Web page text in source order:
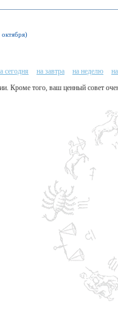
сегодня на завтра на неделю
Кроме того, ваш ценный совет